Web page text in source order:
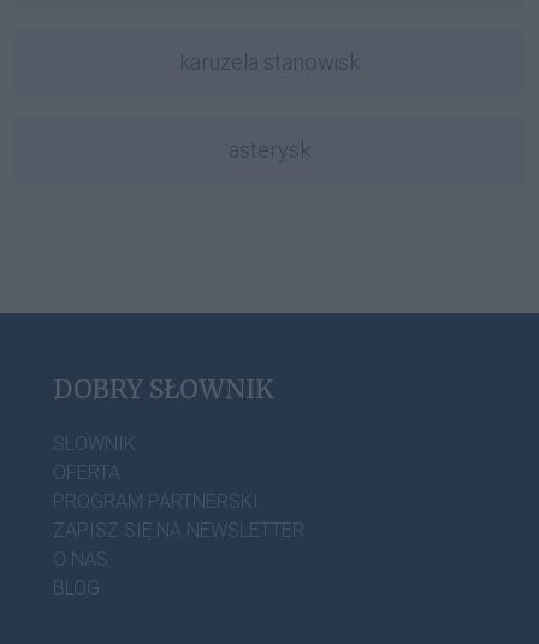
karuzela stanowisk
asterysk
DOBRY SŁOWNIK
SŁOWNIK
OFERTA
PROGRAM PARTNERSKI
ZAPISZ SIĘ NA NEWSLETTER
O NAS
BLOG